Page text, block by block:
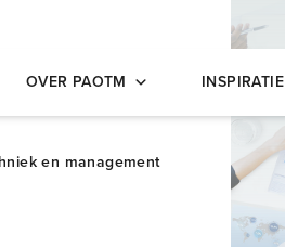
OVER PAOTM INSPIRATIE
en management